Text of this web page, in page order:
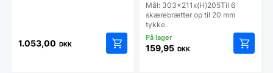
1.053,00 DKK
Mål: 303x211x(H)205Til 6
skærebrætter op til 20 mm
tykke.
159,95 DKK